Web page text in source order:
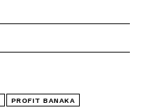
PROFIT BANAKA